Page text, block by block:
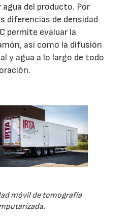
del producto. Por
diferencias de densidad
permite evaluar la
así como la difusión
y agua a lo largo de todo
móvil de tomografía